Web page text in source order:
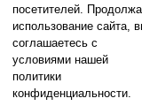
посетителей.
использование сайта,
соглашаетесь с
условиями нашей
политики
конфиденциальности.